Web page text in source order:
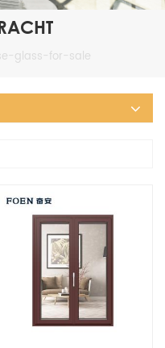
glass-for-sale